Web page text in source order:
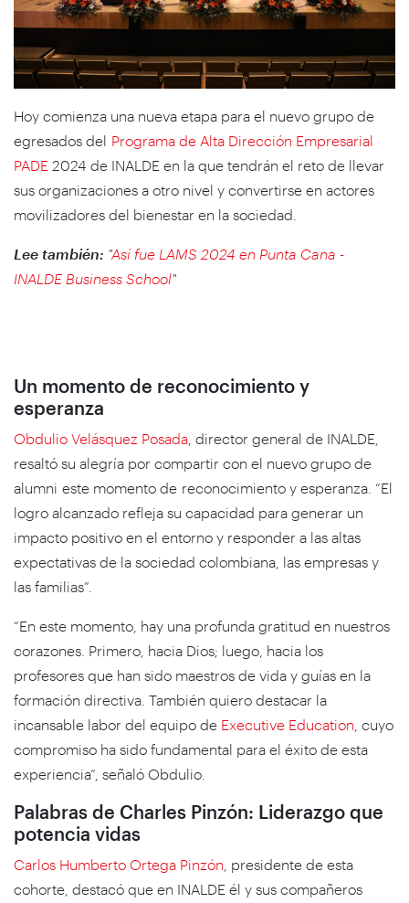
Hoy comienza una nueva etapa para el nuevo grupo de
egresados del Programa de Alta Dirección Empresarial
PADE 2024 de INALDE en la que tendrán el reto de llevar
sus organizaciones a otro nivel y convertirse en actores
movilizadores del bienestar en la sociedad.
Lee también: "Así fue LAMS 2024 en Punta Cana -
INALDE Business School"
Un momento de reconocimiento y
esperanza
Obdulio Velásquez Posada , director general de INALDE,
resaltó su alegría por compartir con el nuevo grupo de
alumni este momento de reconocimiento y esperanza. “El
logro alcanzado refleja su capacidad para generar un
impacto positivo en el entorno y responder a las altas
expectativas de la sociedad colombiana, las empresas y
las familias”.
“En este momento, hay una profunda gratitud en nuestros
corazones. Primero, hacia Dios; luego, hacia los
profesores que han sido maestros de vida y guías en la
formación directiva. También quiero destacar la
incansable labor del equipo de Executive Education , cuyo
compromiso ha sido fundamental para el éxito de esta
experiencia”, señaló Obdulio.
Palabras de Charles Pinzón: Liderazgo que
potencia vidas
Carlos Humberto Ortega Pinzón , presidente de esta
cohorte, destacó que en INALDE él y sus compañeros